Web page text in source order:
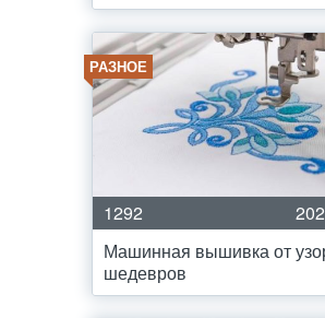
РАЗНОЕ
1292
Машинная вышивка от
шедевров